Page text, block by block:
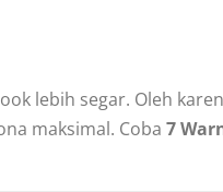
lebih segar. Oleh
maksimal. Coba 7